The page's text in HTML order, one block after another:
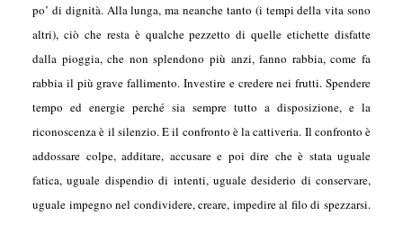
po’ di dignità. Alla lunga, ma neanche tanto (i tempi della vita sono
altri), ciò che resta è qualche pezzetto di quelle etichette disfatte
dalla pioggia, che non splendono più anzi, fanno rabbia, come fa
rabbia il più grave fallimento. Investire e credere nei frutti. Spendere
tempo ed energie perché sia sempre tutto a disposizione, e la
riconoscenza è il silenzio. E il confronto è la cattiveria. Il confronto è
addossare colpe, additare, accusare e poi dire che è stata uguale
fatica, uguale dispendio di intenti, uguale desiderio di conservare,
uguale impegno nel condividere, creare, impedire al filo di spezzarsi.